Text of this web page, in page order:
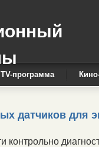
TV-программа
датчиков для